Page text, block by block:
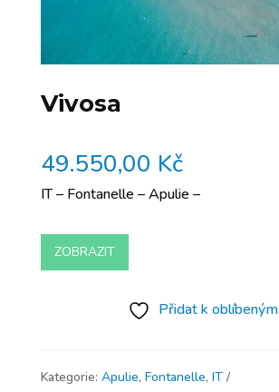
Vivosa
49.550,00 Kč
IT – Fontanelle – Apulie –
ZOBRAZIT
Přidat k oblíbeným
Kategorie: Apulie, Fontanelle, IT